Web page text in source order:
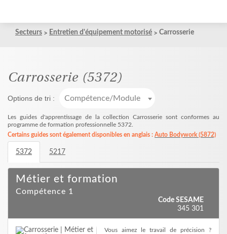
Mathématique d'appoint (1037)
Secteurs
Entretien d'équipement motorisé Carrosserie
Carrosserie (5372)
Options de tri : Compétence/Module
Les guides d'apprentissage de la collection Carrosserie sont conformes au
programme de formation professionnelle 5372.
Certains guides sont également disponibles en anglais : Auto Bodywork (5872)
5372 5217
Métier et formation
Compétence 1
Code SESAME
345 301
Vous aimez le travail de précision ?